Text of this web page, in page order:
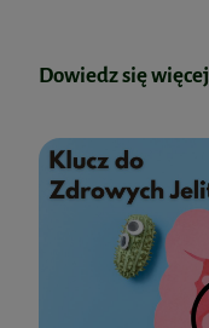
Dowiedz się więcej